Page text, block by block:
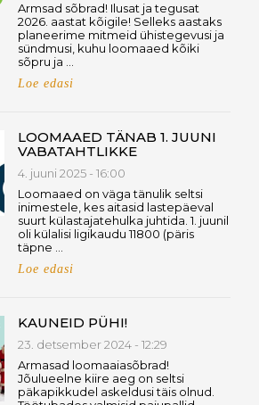
Armsad sõbrad! Ilusat ja tegusat
2026. aastat kõigile! Selleks aastaks
planeerime mitmeid ühistegevusi ja
sündmusi, kuhu loomaaed kõiki
sõpru ja …
Loe edasi
LOOMAAED TÄNAB 1. JUUNI
VABATAHTLIKKE
4. juuni 2025 - 16:00
Loomaaed on väga tänulik seltsi
inimestele, kes aitasid lastepäeval
suurt külastajatehulka juhtida. 1. juunil
oli külalisi ligikaudu 11800 (päris
täpne …
Loe edasi
KAUNEID PÜHI!
23. detsember 2024 - 12:29
Armasad loomaaiasõbrad!
Jõulueelne kiire aeg on seltsi
päkapikkudel askeldusi täis olnud.